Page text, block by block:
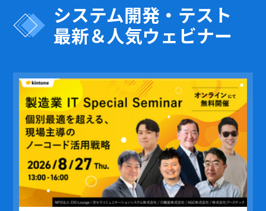
システム開発・テスト
最新＆人気ウェビナー